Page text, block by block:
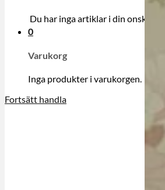
Du har inga artiklar i din onskelista.
0
Varukorg
Inga produkter i varukorgen.
Fortsätt handla